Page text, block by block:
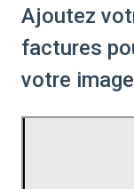
Ajoutez
factures
votre